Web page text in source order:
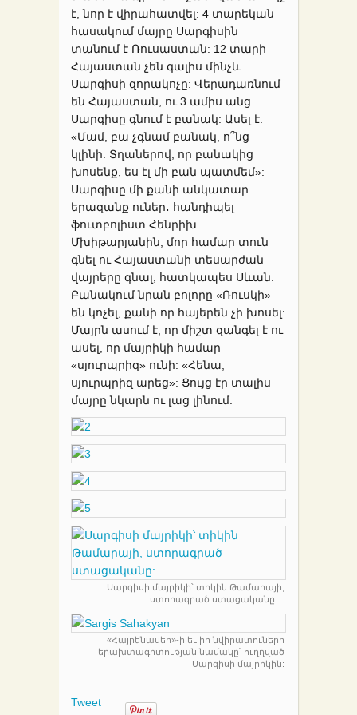
է, նոր է վիրահատվել: 4 տարեկան
հասակում մայրը Սարգիսին
տանում է Ռուսաստան: 12 տարի
Հայաստան չեն գալիս մինչև
Սարգիսի զորակոչը: Վերադառնում
են Հայաստան, ու 3 ամիս անց
Սարգիսը գնում է բանակ: Ասել է.
«Մամ, բա չգնամ բանակ, ո՞նց
կլինի: Տղաներով, որ բանակից
խոսենք, ես էլ մի բան պատմեմ»:
Սարգիսը մի քանի անկատար
երազանք ուներ․ հանդիպել
ֆուտբոլիստ Հենրիխ
Մխիթարյանին, մոր համար տուն
գնել ու Հայաստանի տեսարժան
վայրերը գնալ, հատկապես Սևան:
Բանակում նրան բոլորը «Ռուսկի»
են կոչել, քանի որ հայերեն չի խոսել:
Մայրն ասում է, որ միշտ զանգել է ու
ասել, որ մայրիկի համար
«սյուրպրիզ» ունի: «Հենա,
սյուրպրիզ արեց»: Ցույց էր տալիս
մայրը նկարն ու լաց լինում:
Սարգիսի մայրիկի՝ տիկին Թամարայի,
ստորագրած ստացականը:
«Հայրենասեր»-ի եւ իր նվիրատուների
երախտագիտության նամակը՝ ուղղված
Սարգիսի մայրիկին:
Tweet